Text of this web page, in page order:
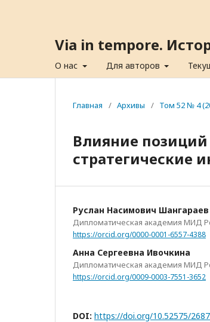
Via in tempore.
О нас Для авторов
Главная / Архивы / Том 52 № 4
Влияние
стратегические
Руслан Насимович Шангараев
Дипломатическая академия МИД
https://orcid.org/0000-0001-6557-4388
Анна Сергеевна Ивочкина
Дипломатическая академия МИД
https://orcid.org/0009-0003-7551-3652
DOI: https://doi.org/10.52575/